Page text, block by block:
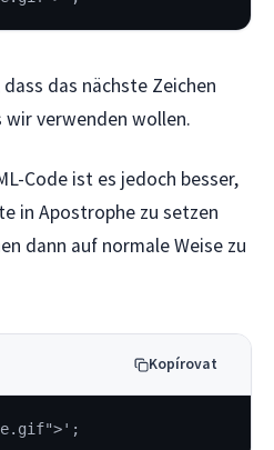
das nächste Zeichen
wir verwenden wollen.
Code ist es jedoch besser,
in Apostrophe zu setzen
dann auf normale Weise zu
Kopírovat